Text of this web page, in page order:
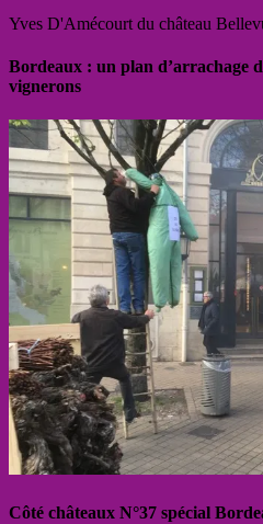
Yves D'Amécourt du château
Bordeaux : un plan d’arrachage
vignerons
Côté châteaux N°37 spécial